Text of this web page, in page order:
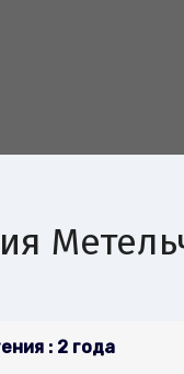
: 2 года